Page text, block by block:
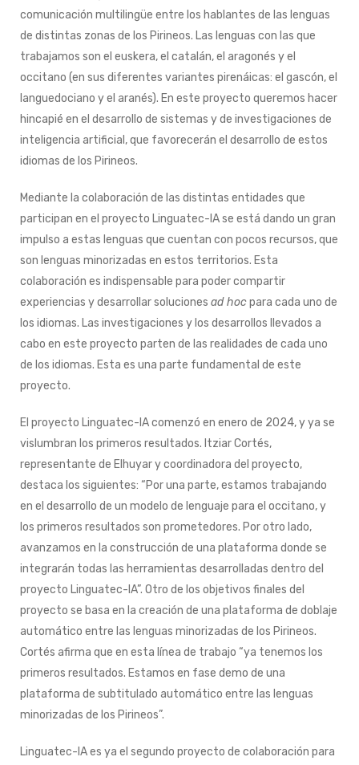
comunicación multilingüe entre los hablantes de las lenguas
de distintas zonas de los Pirineos. Las lenguas con las que
trabajamos son el euskera, el catalán, el aragonés y el
occitano (en sus diferentes variantes pirenáicas: el gascón, el
languedociano y el aranés). En este proyecto queremos hacer
hincapié en el desarrollo de sistemas y de investigaciones de
inteligencia artificial, que favorecerán el desarrollo de estos
idiomas de los Pirineos.
Mediante la colaboración de las distintas entidades que
participan en el proyecto Linguatec-IA se está dando un gran
impulso a estas lenguas que cuentan con pocos recursos, que
son lenguas minorizadas en estos territorios. Esta
colaboración es indispensable para poder compartir
experiencias y desarrollar soluciones ad hocpara cada uno de
los idiomas. Las investigaciones y los desarrollos llevados a
cabo en este proyecto parten de las realidades de cada uno
de los idiomas. Esta es una parte fundamental de este
proyecto.
El proyecto Linguatec-IA comenzó en enero de 2024, y ya se
vislumbran los primeros resultados. Itziar Cortés,
representante de Elhuyar y coordinadora del proyecto,
destaca los siguientes: “Por una parte, estamos trabajando
en el desarrollo de un modelo de lenguaje para el occitano, y
los primeros resultados son prometedores. Por otro lado,
avanzamos en la construcción de una plataforma donde se
integrarán todas las herramientas desarrolladas dentro del
proyecto Linguatec-IA”. Otro de los objetivos finales del
proyecto se basa en la creación de una plataforma de doblaje
automático entre las lenguas minorizadas de los Pirineos.
Cortés afirma que en esta línea de trabajo “ya tenemos los
primeros resultados. Estamos en fase demo de una
plataforma de subtitulado automático entre las lenguas
minorizadas de los Pirineos”.
Linguatec-IA es ya el segundo proyecto de colaboración para